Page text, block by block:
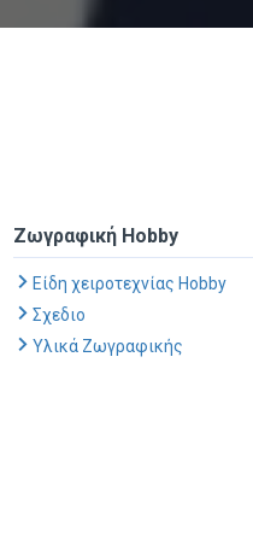
Ζωγραφική Hobby
Είδη χειροτεχνίας Hobby
Σχεδιο
Υλικά Ζωγραφικής